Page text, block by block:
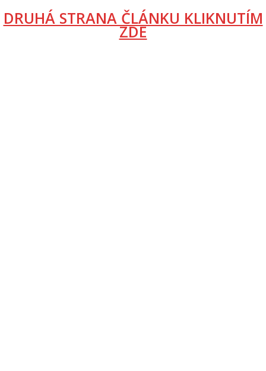
DRUHÁ STRANA ČLÁNKU KLIKNUTÍM
ZDE